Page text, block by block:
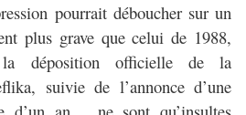
pourrait déboucher sur un
plus grave que celui de 1988,
déposition officielle de la
suivie de l’annonce d’une